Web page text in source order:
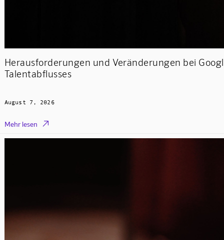
Herausforderungen und Veränderungen bei
Talentabflusses
August 7, 2026
Mehr lesen 